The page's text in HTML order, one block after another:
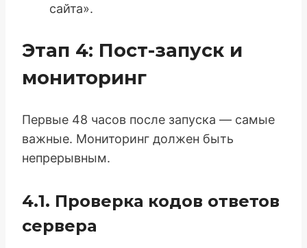
сайта».
Этап 4: Пост-запуск и
мониторинг
Первые 48 часов после запуска — самые
важные. Мониторинг должен быть
непрерывным.
4.1. Проверка кодов ответов
сервера